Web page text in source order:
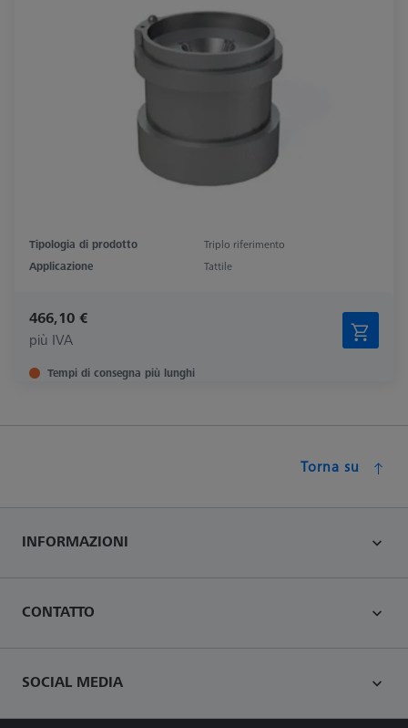
Tipologia di prodotto
Triplo riferimento
Applicazione
Tattile
466,10 €
più IVA
Tempi di consegna più lunghi
Torna su
INFORMAZIONI
CONTATTO
SOCIAL MEDIA